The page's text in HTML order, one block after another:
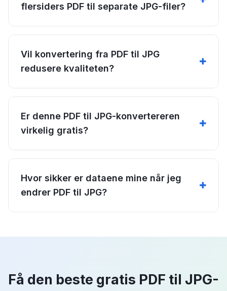
flersiders PDF til separate JPG-filer?
Vil konvertering fra PDF til JPG
redusere kvaliteten?
Er denne PDF til JPG-konvertereren
virkelig gratis?
Hvor sikker er dataene mine når jeg
endrer PDF til JPG?
Få den beste gratis PDF til JPG-